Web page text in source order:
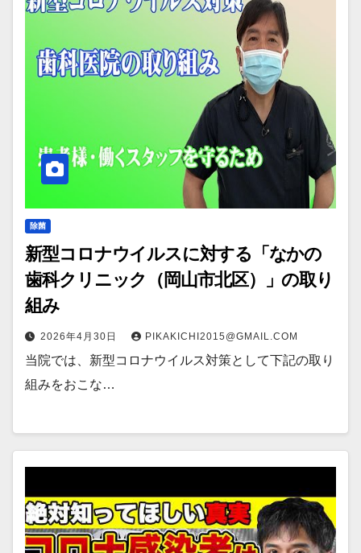
除菌
新型コロナウイルスに対する「なかの
歯科クリニック（岡山市北区）」の取り
組み
2026年4月30日 PIKAKICHI2015@GMAIL.COM
当院では、新型コロナウイルス対策として下記の取り
組みをおこな…